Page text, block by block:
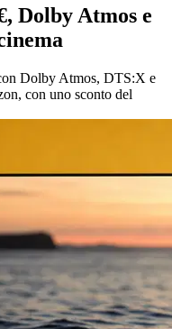
Dolby Atmos e
Dolby Atmos, DTS:X e
con uno sconto del